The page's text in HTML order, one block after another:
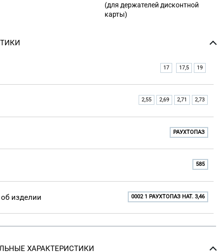
(для держателей дисконтной
карты)
17 17,5 19
2,55 2,69 2,71 2,73
РАУХТОПАЗ
585
изделии 0002 1 РАУХТОПАЗ НАТ. 3,46
ХАРАКТЕРИСТИКИ